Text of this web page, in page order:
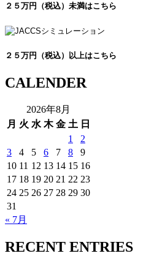
２５万円（税込）未満はこちら
２５万円（税込）以上はこちら
CALENDER
2026年8月
月 火 水 木 金 土 日
1
2
3
4 5 6 7 8
9
10 11 12 13 14 15 16
17 18 19 20 21 22 23
24 25 26 27 28 29 30
31
« 7月
RECENT ENTRIES